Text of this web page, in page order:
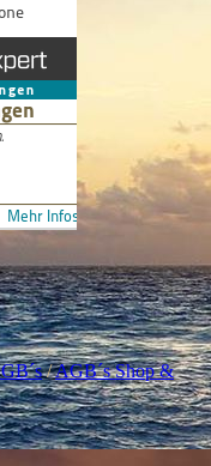
/AGB´s Shop &